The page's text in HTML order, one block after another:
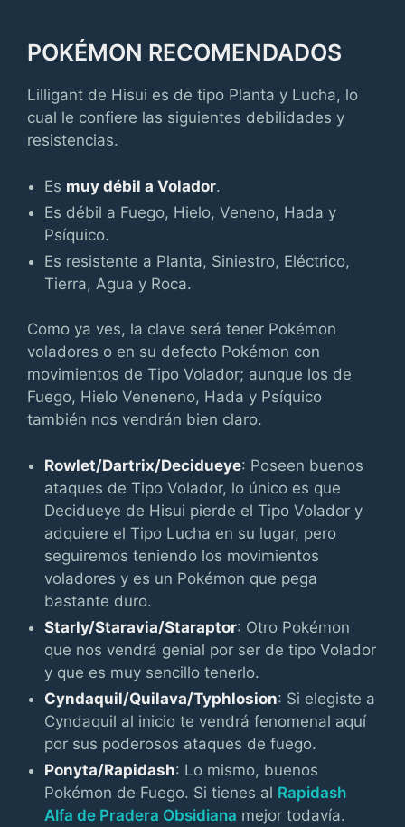
POKÉMON RECOMENDADOS
Lilligant de Hisui es de tipo Planta y Lucha, lo
cual le confiere las siguientes debilidades y
resistencias.
Es muy débil a Volador.
Es débil a Fuego, Hielo, Veneno, Hada y
Psíquico.
Es resistente a Planta, Siniestro, Eléctrico,
Tierra, Agua y Roca.
Como ya ves, la clave será tener Pokémon
voladores o en su defecto Pokémon con
movimientos de Tipo Volador; aunque los de
Fuego, Hielo Veneneno, Hada y Psíquico
también nos vendrán bien claro.
Rowlet/Dartrix/Decidueye: Poseen buenos
ataques de Tipo Volador, lo único es que
Decidueye de Hisui pierde el Tipo Volador y
adquiere el Tipo Lucha en su lugar, pero
seguiremos teniendo los movimientos
voladores y es un Pokémon que pega
bastante duro.
Starly/Staravia/Staraptor: Otro Pokémon
que nos vendrá genial por ser de tipo Volador
y que es muy sencillo tenerlo.
Cyndaquil/Quilava/Typhlosion: Si elegiste a
Cyndaquil al inicio te vendrá fenomenal aquí
por sus poderosos ataques de fuego.
Ponyta/Rapidash: Lo mismo, buenos
Pokémon de Fuego. Si tienes al Rapidash
Alfa de Pradera Obsidiana mejor todavía.